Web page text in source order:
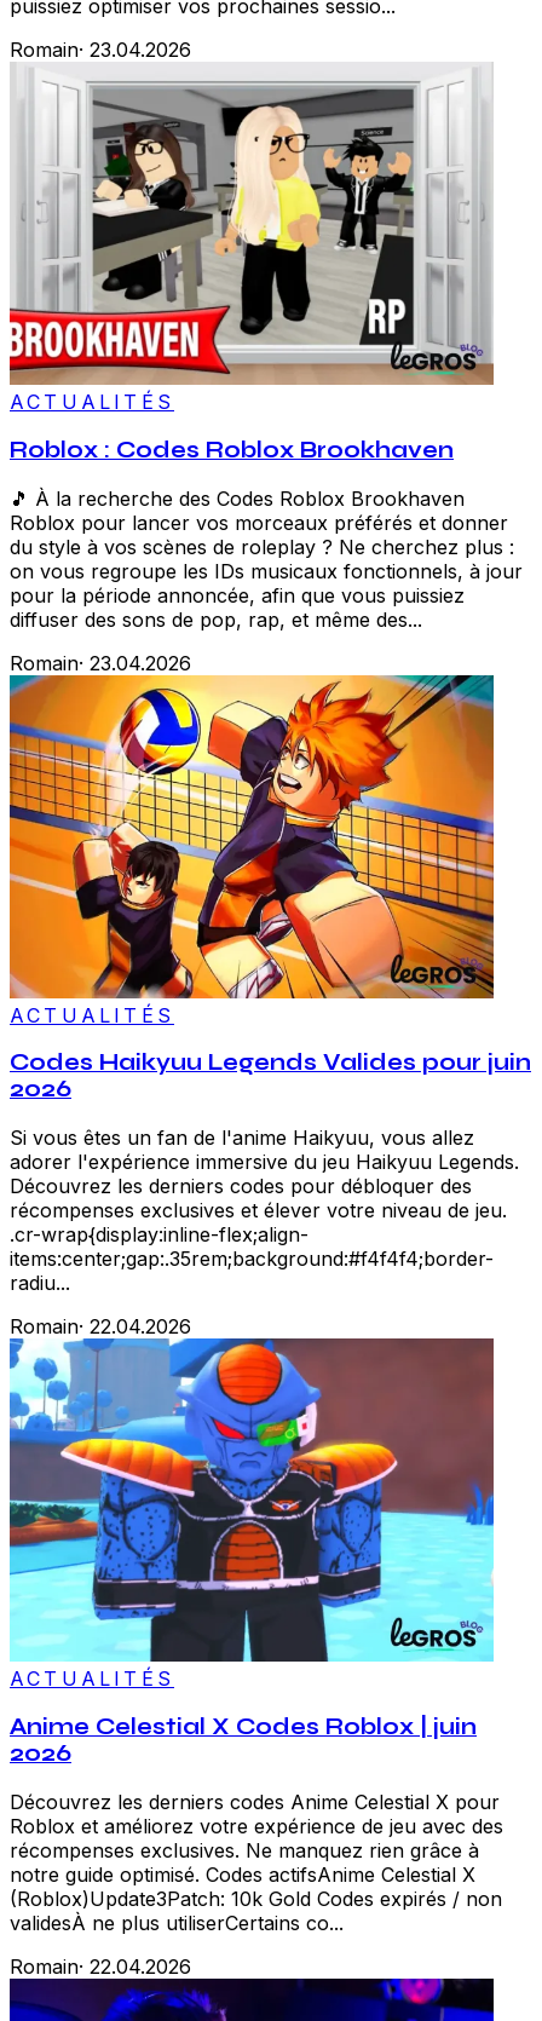
puissiez optimiser vos prochaines sessio...
Romain· 23.04.2026
ACTUALITÉS
Roblox : Codes Roblox Brookhaven
🎵 À la recherche des Codes Roblox Brookhaven
Roblox pour lancer vos morceaux préférés et donner
du style à vos scènes de roleplay ? Ne cherchez plus :
on vous regroupe les IDs musicaux fonctionnels, à jour
pour la période annoncée, afin que vous puissiez
diffuser des sons de pop, rap, et même des...
Romain· 23.04.2026
ACTUALITÉS
Codes Haikyuu Legends Valides pour juin
2026
Si vous êtes un fan de l'anime Haikyuu, vous allez
adorer l'expérience immersive du jeu Haikyuu Legends.
Découvrez les derniers codes pour débloquer des
récompenses exclusives et élever votre niveau de jeu.
.cr-wrap{display:inline-flex;align-
items:center;gap:.35rem;background:#f4f4f4;border-
radiu...
Romain· 22.04.2026
ACTUALITÉS
Anime Celestial X Codes Roblox | juin
2026
Découvrez les derniers codes Anime Celestial X pour
Roblox et améliorez votre expérience de jeu avec des
récompenses exclusives. Ne manquez rien grâce à
notre guide optimisé. Codes actifsAnime Celestial X
(Roblox)Update3Patch: 10k Gold Codes expirés / non
validesÀ ne plus utiliserCertains co...
Romain· 22.04.2026